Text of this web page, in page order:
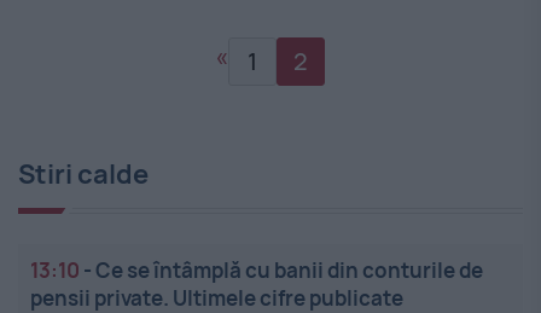
« 1 2
Stiri calde
13:10 -Ce se întâmplă cu banii din conturile de
pensii private. Ultimele cifre publicate